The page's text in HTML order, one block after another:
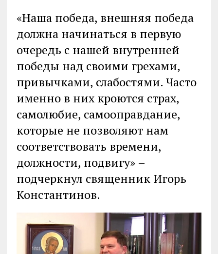
«Наша победа, внешняя победа
должна начинаться в первую
очередь с нашей внутренней
победы над своими грехами,
привычками, слабостями. Часто
именно в них кроются страх,
самолюбие, самооправдание,
которые не позволяют нам
соответствовать времени,
должности, подвигу» –
подчеркнул священник Игорь
Константинов.